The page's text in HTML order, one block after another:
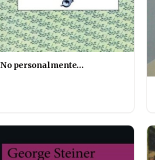
No personalmente…